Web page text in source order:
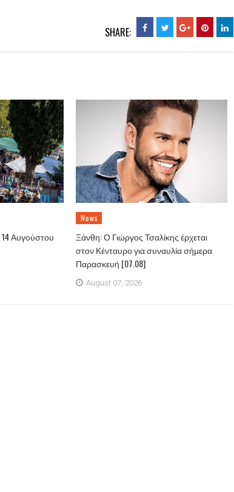
SHARE:
Αυγούστου
News
Ξάνθη: Ο Γιώργος Τσαλίκης έρχεται
στον Κένταυρο για συναυλία σήμερα
Παρασκευή [07.08]
August 07, 2026